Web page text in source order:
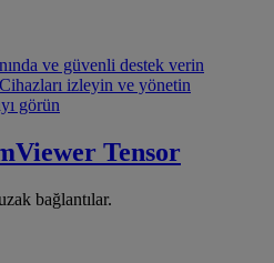
ve güvenli destek verin
Cihazları izleyin ve yönetin
görün
Tensor
bağlantılar.